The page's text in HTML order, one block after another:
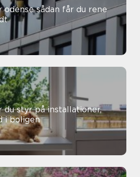
får du rene
du styr på installationer,
i boligen